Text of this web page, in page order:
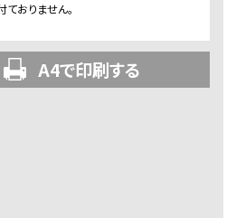
おりません。
A4で印刷する